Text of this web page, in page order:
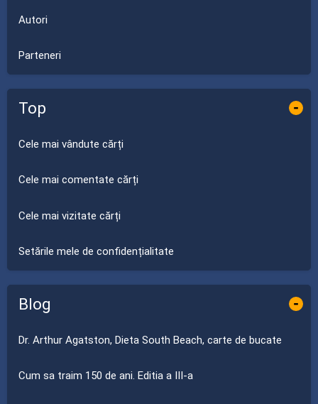
Autori
Parteneri
Top -
Cele mai vândute cărți
Cele mai comentate cărți
Cele mai vizitate cărți
Setările mele de confidențialitate
Blog -
Dr. Arthur Agatston, Dieta South Beach, carte de bucate
Cum sa traim 150 de ani. Editia a III-a